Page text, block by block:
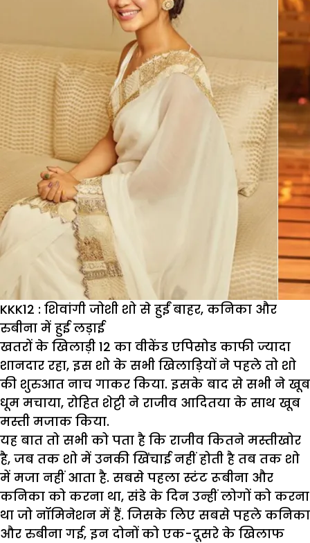
से
बाहर
हुआ
कंटेस्टेंट,
लगेगा
झटका
KKK12 : शिवांगी जोशी शो से हुईं बाहर, कनिका और
रुबीना में हुई लड़ाई
खतरों के खिलाड़ी 12 का वीकेंड एपिसोड काफी ज्यादा
शानदार रहा, इस शो के सभी खिलाड़ियों ने पहले तो शो
की शुरुआत नाच गाकर किया. इसके बाद से सभी ने खूब
धूम मचाया, रोहित शेट्टी ने राजीव आदितया के साथ खूब
मस्ती मजाक किया.
यह बात तो सभी को पता है कि राजीव कितने मस्तीखोर
है, जब तक शो में उनकी खिंचाई नहीं होती है तब तक शो
में मजा नहीं आता है. सबसे पहला स्टंट रूबीना और
कनिका को करना था, संडे के दिन उन्हीं लोगों को करना
था जो नॉमिनेशन में हैं. जिसके लिए सबसे पहले कनिका
और रुबीना गई, इन दोनों को एक-दूसरे के खिलाफ